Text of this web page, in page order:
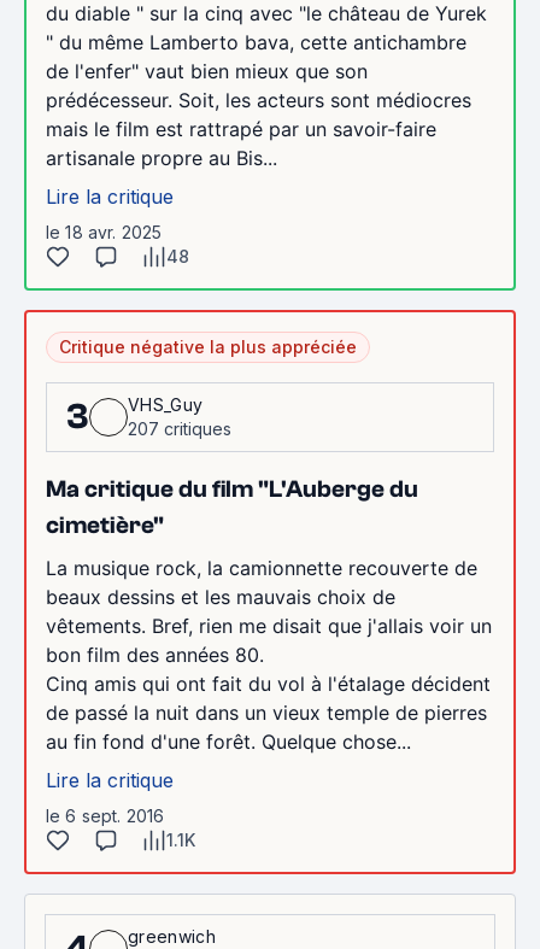
du diable " sur la cinq avec "le château de Yurek
" du même Lamberto bava, cette antichambre
de l'enfer" vaut bien mieux que son
prédécesseur. Soit, les acteurs sont médiocres
mais le film est rattrapé par un savoir-faire
artisanale propre au Bis...
Lire la critique
le 18 avr. 2025
48
Critique négative la plus appréciée
3
VHS_Guy
207 critiques
Ma critique du film "L'Auberge du
cimetière"
La musique rock, la camionnette recouverte de
beaux dessins et les mauvais choix de
vêtements. Bref, rien me disait que j'allais voir un
bon film des années 80.
Cinq amis qui ont fait du vol à l'étalage décident
de passé la nuit dans un vieux temple de pierres
au fin fond d'une forêt. Quelque chose...
Lire la critique
le 6 sept. 2016
1.1K
greenwich